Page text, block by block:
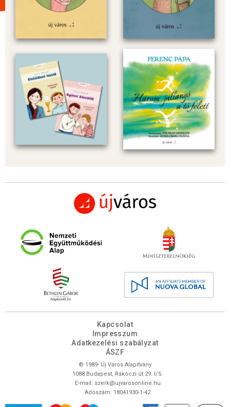
Kapcsolat
Impresszum
Adatkezelési szabályzat
ÁSZF
© 1989- Új Város Alapítvány
1088 Budapest, Rákóczi út 29. I/5.
E-mail: szerk@ujvarosonline.hu
Adószám: 18041930-1-42